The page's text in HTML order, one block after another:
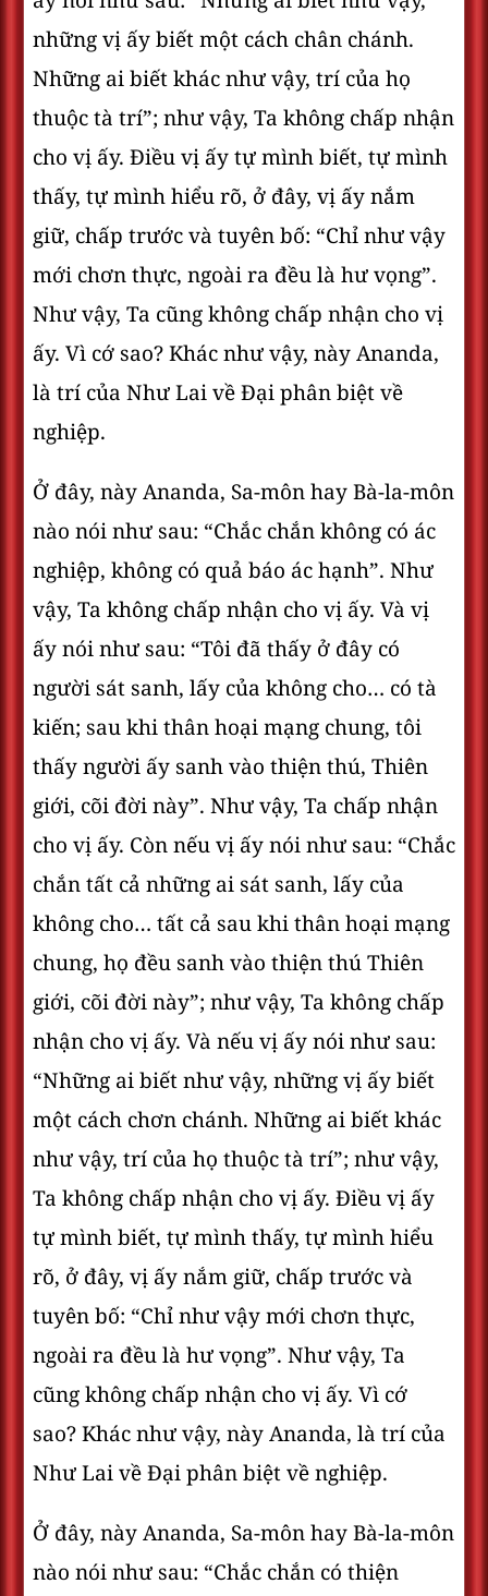
những vị ấy biết một cách chân chánh.
Những ai biết khác như vậy, trí của họ
thuộc tà trí”; như vậy, Ta không chấp nhận
cho vị ấy. Ðiều vị ấy tự mình biết, tự mình
thấy, tự mình hiểu rõ, ở đây, vị ấy nắm
giữ, chấp trước và tuyên bố: “Chỉ như vậy
mới chơn thực, ngoài ra đều là hư vọng”.
Như vậy, Ta cũng không chấp nhận cho vị
ấy. Vì cớ sao? Khác như vậy, này Ananda,
là trí của Như Lai về Ðại phân biệt về
nghiệp.
Ở đây, này Ananda, Sa-môn hay Bà-la-môn
nào nói như sau: “Chắc chắn không có ác
nghiệp, không có quả báo ác hạnh”. Như
vậy, Ta không chấp nhận cho vị ấy. Và vị
ấy nói như sau: “Tôi đã thấy ở đây có
người sát sanh, lấy của không cho… có tà
kiến; sau khi thân hoại mạng chung, tôi
thấy người ấy sanh vào thiện thú, Thiên
giới, cõi đời này”. Như vậy, Ta chấp nhận
cho vị ấy. Còn nếu vị ấy nói như sau: “Chắc
chắn tất cả những ai sát sanh, lấy của
không cho… tất cả sau khi thân hoại mạng
chung, họ đều sanh vào thiện thú Thiên
giới, cõi đời này”; như vậy, Ta không chấp
nhận cho vị ấy. Và nếu vị ấy nói như sau:
“Những ai biết như vậy, những vị ấy biết
một cách chơn chánh. Những ai biết khác
như vậy, trí của họ thuộc tà trí”; như vậy,
Ta không chấp nhận cho vị ấy. Ðiều vị ấy
tự mình biết, tự mình thấy, tự mình hiểu
rõ, ở đây, vị ấy nắm giữ, chấp trước và
tuyên bố: “Chỉ như vậy mới chơn thực,
ngoài ra đều là hư vọng”. Như vậy, Ta
cũng không chấp nhận cho vị ấy. Vì cớ
sao? Khác như vậy, này Ananda, là trí của
Như Lai về Ðại phân biệt về nghiệp.
Ở đây, này Ananda, Sa-môn hay Bà-la-môn
nào nói như sau: “Chắc chắn có thiện